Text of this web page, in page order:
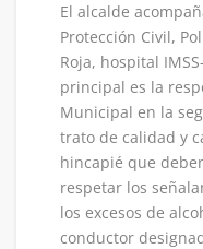
El alcalde
Protección Civil,
Roja, hospital
principal es la
Municipal en la
trato de calidad y
hincapié que
respetar los
los excesos de
conductor